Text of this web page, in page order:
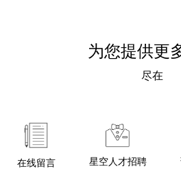
为您提供更
尽在
在线留言 星空人才招聘